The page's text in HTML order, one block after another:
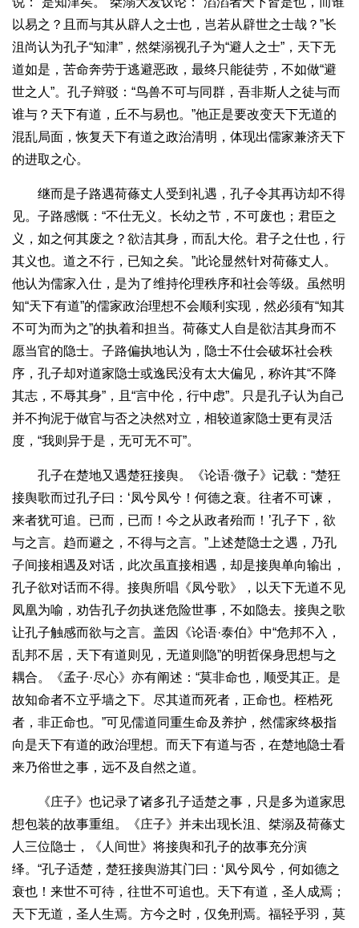
以易之？且而与其从辟人之士也，岂若从辟世之士哉？”长
沮尚认为孔子“知津”，然桀溺视孔子为“避人之士”，天下无
道如是，苦命奔劳于逃避恶政，最终只能徒劳，不如做“避
世之人”。孔子辩驳：“鸟兽不可与同群，吾非斯人之徒与而
谁与？天下有道，丘不与易也。”他正是要改变天下无道的
混乱局面，恢复天下有道之政治清明，体现出儒家兼济天下
的进取之心。
继而是子路遇荷蓧丈人受到礼遇，孔子令其再访却不得
见。子路感慨：“不仕无义。长幼之节，不可废也；君臣之
义，如之何其废之？欲洁其身，而乱大伦。君子之仕也，行
其义也。道之不行，已知之矣。”此论显然针对荷蓧丈人。
他认为儒家入仕，是为了维持伦理秩序和社会等级。虽然明
知“天下有道”的儒家政治理想不会顺利实现，然必须有“知其
不可为而为之”的执着和担当。荷蓧丈人自是欲洁其身而不
愿当官的隐士。子路偏执地认为，隐士不仕会破坏社会秩
序，孔子却对道家隐士或逸民没有太大偏见，称许其“不降
其志，不辱其身”，且“言中伦，行中虑”。只是孔子认为自己
并不拘泥于做官与否之决然对立，相较道家隐士更有灵活
度，“我则异于是，无可无不可”。
孔子在楚地又遇楚狂接舆。《论语·微子》记载：“楚狂
接舆歌而过孔子曰：‘凤兮凤兮！何德之衰。往者不可谏，
来者犹可追。已而，已而！今之从政者殆而！’孔子下，欲
与之言。趋而避之，不得与之言。”上述楚隐士之遇，乃孔
子间接相遇及对话，此次虽直接相遇，却是接舆单向输出，
孔子欲对话而不得。接舆所唱《凤兮歌》，以天下无道不见
凤凰为喻，劝告孔子勿执迷危险世事，不如隐去。接舆之歌
让孔子触感而欲与之言。盖因《论语·泰伯》中“危邦不入，
乱邦不居，天下有道则见，无道则隐”的明哲保身思想与之
耦合。《孟子·尽心》亦有阐述：“莫非命也，顺受其正。是
故知命者不立乎墙之下。尽其道而死者，正命也。桎梏死
者，非正命也。”可见儒道同重生命及养护，然儒家终极指
向是天下有道的政治理想。而天下有道与否，在楚地隐士看
来乃俗世之事，远不及自然之道。
《庄子》也记录了诸多孔子适楚之事，只是多为道家思
想包装的故事重组。《庄子》并未出现长沮、桀溺及荷蓧丈
人三位隐士，《人间世》将接舆和孔子的故事充分演
绎。“孔子适楚，楚狂接舆游其门曰：‘凤兮凤兮，何如德之
衰也！来世不可待，往世不可追也。天下有道，圣人成焉；
天下无道，圣人生焉。方今之时，仅免刑焉。福轻乎羽，莫